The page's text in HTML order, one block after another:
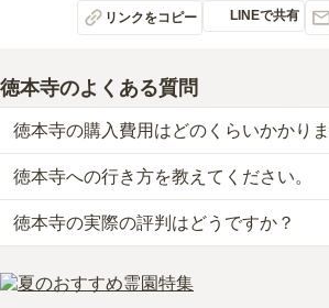
リンクをコピー LINEで共有
徳本寺のよくある質問
徳本寺の購入費用はどのくらいかかり
徳本寺では、一般墓が約300万円からお求め
なお、徳本寺がある東京都の相場は、一般墓
別途）です。
お墓は、価格が高いものがよい、安いものが
りません。大切なのは、ご家族が心から納得
徳本寺への行き方を教えてください。
公共交通機関の場合、【銀座線】「田原町駅
分です。
車の場合、首都6号向島線「向島インター」
詳しいルートや地図は、本ページの「地図・
徳本寺の実際の評判はどうですか？
徳本寺の口コミはまだ投稿されておりません。
口コミはあくまで一つの目安です。資料請求